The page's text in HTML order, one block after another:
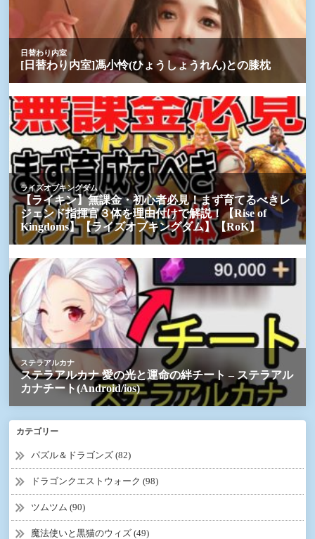
カテゴリー
パズル＆ドラゴンズ (82)
ドラゴンクエストウォーク (98)
ツムツム (90)
魔法使いと黒猫のウィズ (49)